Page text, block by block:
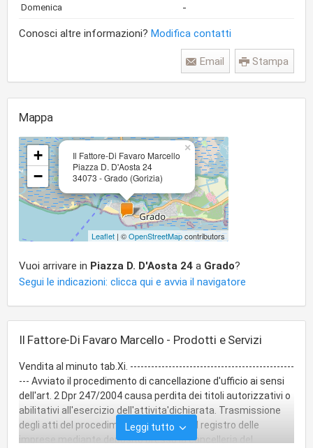
Domenica -
Conosci altre informazioni? Modifica contatti
Stampa
Email
Mappa
Il Fattore-Di Favaro Marcello
Piazza D. D'Aosta 24
34073 - Grado (Gorizia)
×
+
−
Leaflet | ©OpenStreetMapcontributors
Vuoi arrivare in Piazza D. D'Aosta 24 a Grado?
Segui le indicazioni: clicca qui e avvia il navigatore
Il Fattore-Di Favaro Marcello - Prodotti e Servizi
Vendita al minuto tab.Xi. -----------------------------------------------
--- Avviato il procedimento di cancellazione d'ufficio ai sensi
dell'art. 2 Dpr 247/2004 causa perdita dei titoli autorizzativi o
abilitativi all'esercizio dell'attivita'dichiarata. Trasmissione
degli atti del procedimento al giudice del registro delle
imprese mediante deposito presso la cancelleria del
Leggi tutto